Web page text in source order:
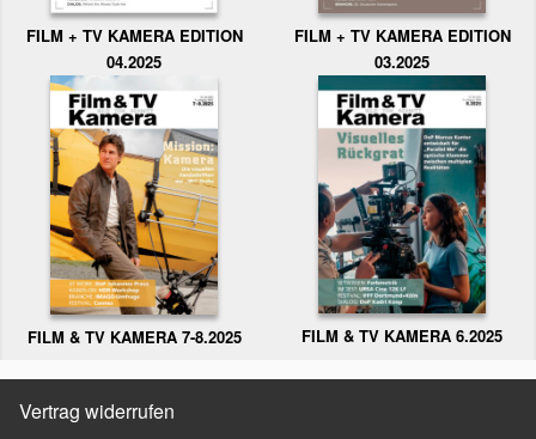
FILM + TV KAMERA EDITION
04.2025
FILM + TV KAMERA EDITION
03.2025
FILM & TV KAMERA 7-8.2025 FILM & TV KAMERA 6.2025
Vertrag widerrufen